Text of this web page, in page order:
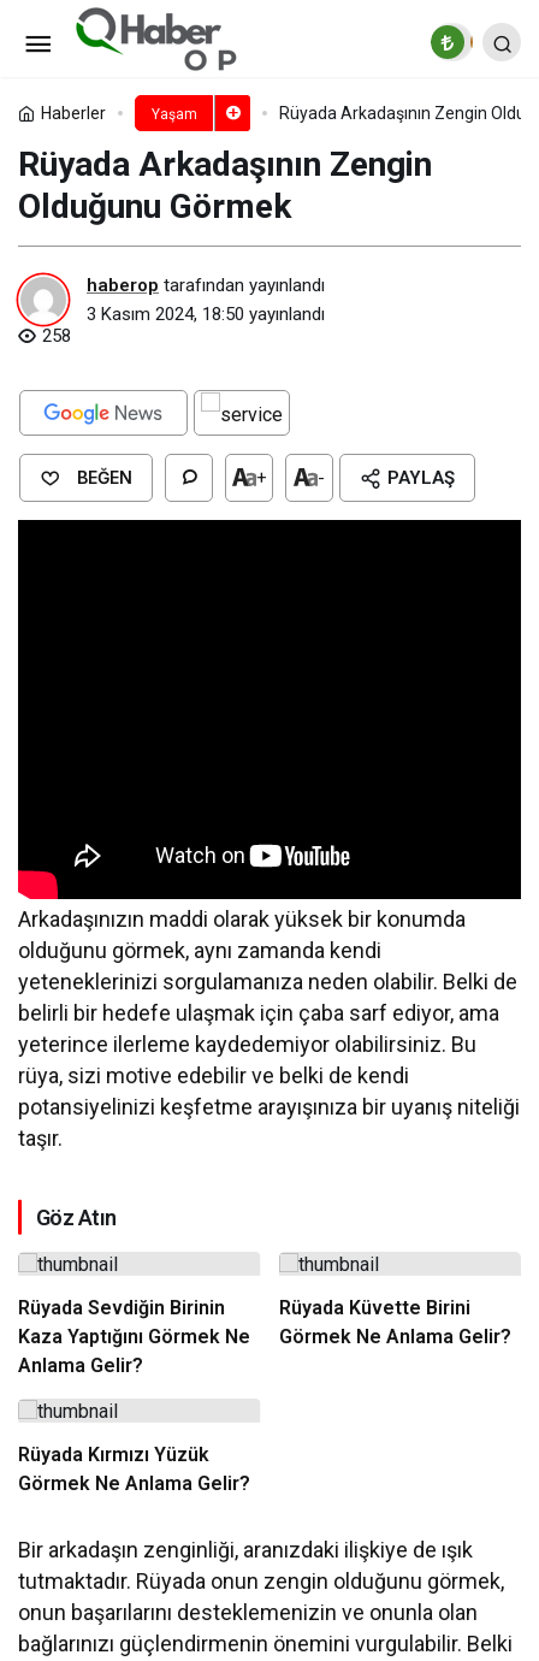
Haberler Yaşam Rüyada Arkadaşının Zengin
Rüyada Arkadaşının Zengin
Olduğunu Görmek​
haberop tarafından yayınlandı
3 Kasım 2024, 18:50 yayınlandı
258
BEĞEN + - PAYLAŞ
Arkadaşınızın maddi olarak yüksek bir konumda
olduğunu görmek, aynı zamanda kendi
yeteneklerinizi sorgulamanıza neden olabilir. Belki de
belirli bir hedefe ulaşmak için çaba sarf ediyor, ama
yeterince ilerleme kaydedemiyor olabilirsiniz. Bu
rüya, sizi motive edebilir ve belki de kendi
potansiyelinizi keşfetme arayışınıza bir uyanış niteliği
taşır.
Göz Atın
Rüyada Sevdiğin Birinin
Kaza Yaptığını Görmek Ne
Anlama Gelir?
Rüyada Küvette Birini
Görmek Ne Anlama Gelir?
Rüyada Kırmızı Yüzük
Görmek Ne Anlama Gelir?
Bir arkadaşın zenginliği, aranızdaki ilişkiye de ışık
tutmaktadır. Rüyada onun zengin olduğunu görmek,
onun başarılarını desteklemenizin ve onunla olan
bağlarınızı güçlendirmenin önemini vurgulabilir. Belki
Rüyada Arkadaşının Çocuğunun
Olduğunu Görmek​
Yorum Yap